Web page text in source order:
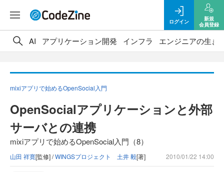
ログイン
新規
会員登録
AI アプリケーション開発 インフラ エンジニアの生き
mixiアプリで始めるOpenSocial入門
OpenSocialアプリケーションと外部
サーバとの連携
mixiアプリで始めるOpenSocial入門（8）
山田 祥寛[監修] /WINGSプロジェクト 土井 毅[著] 2010/01/22 14:00